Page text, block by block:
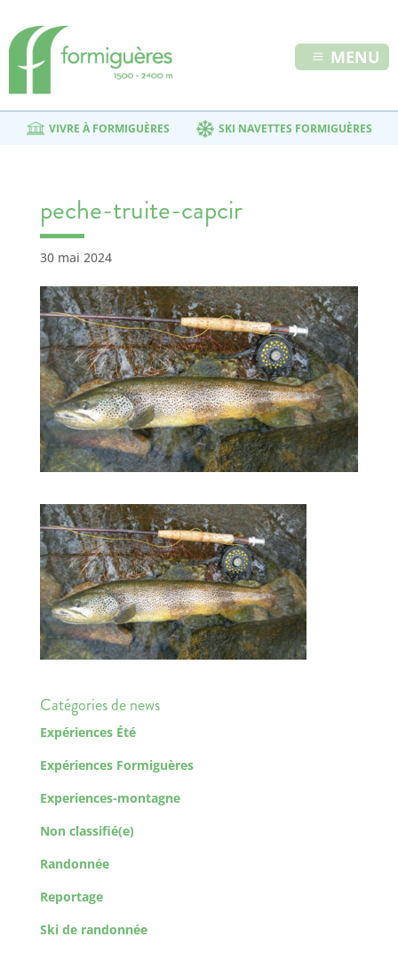
MENU
VIVRE À FORMIGUÈRES SKI NAVETTES FORMIGUÈRES
peche-truite-capcir
30 mai 2024
Catégories de news
Expériences Été
Expériences Formiguères
Experiences-montagne
Non classifié(e)
Randonnée
Reportage
Ski de randonnée